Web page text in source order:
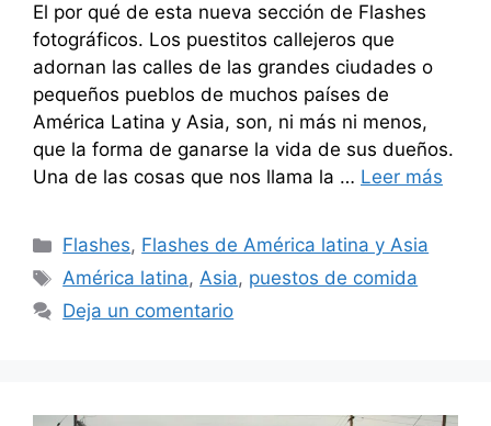
El por qué de esta nueva sección de Flashes
fotográficos. Los puestitos callejeros que
adornan las calles de las grandes ciudades o
pequeños pueblos de muchos países de
América Latina y Asia, son, ni más ni menos,
que la forma de ganarse la vida de sus dueños.
Una de las cosas que nos llama la … Leer más
Categorías
Flashes, Flashes de América latina y Asia
Etiquetas
América latina,Asia, puestos de comida
Deja un comentario